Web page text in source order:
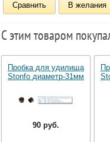
Сравнить В желания
С этим товаром
Пробка для удилища
Stonfo диаметр-31мм
90 руб.